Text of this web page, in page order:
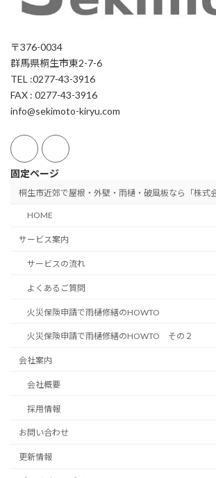
〒376-0034
群馬県桐生市東2-7-6
TEL :0277-43-3916
FAX : 0277-43-3916
info@sekimoto-kiryu.com
固定ページ
桐生市近郊で屋根・外壁・雨樋・破風板なら「株式
HOME
サービス案内
サービスの流れ
よくあるご質問
火災保険申請で雨樋修繕のHOWTO
火災保険申請で雨樋修繕のHOWTO その２
会社案内
会社概要
採用情報
お問い合わせ
更新情報